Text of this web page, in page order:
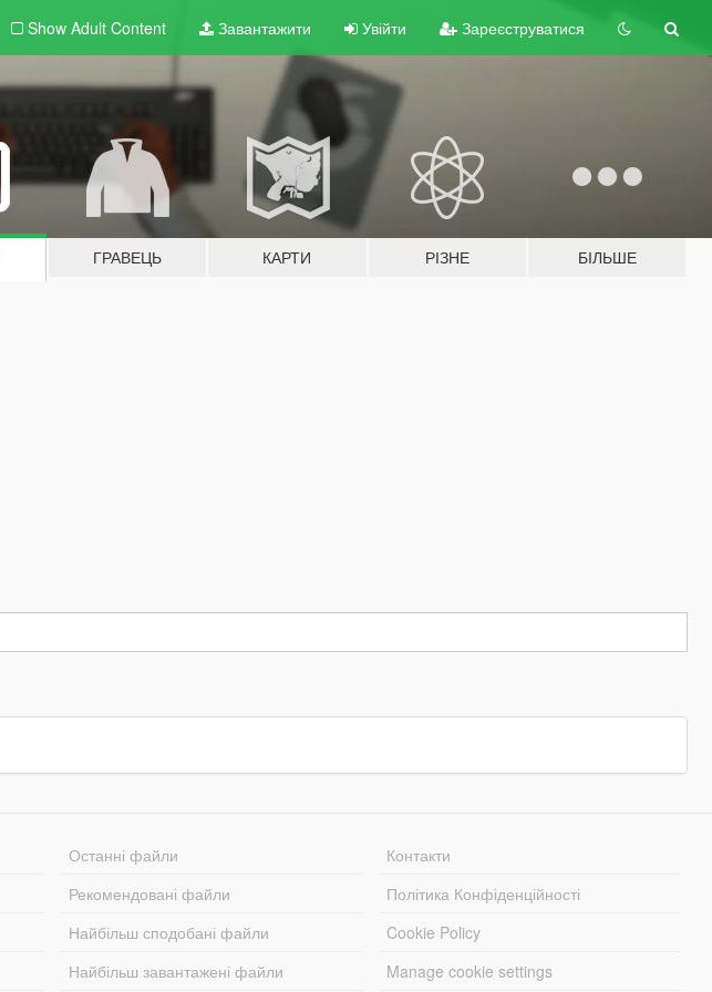
Show Adult Content Завантажити Увійти Зареєструватися
ГРАВЕЦЬ КАРТИ РІЗНЕ БІЛЬШЕ
Останні файли
Рекомендовані файли
Найбільш сподобані файли
Найбільш завантажені файли
Контакти
Політика Конфіденційності
Cookie Policy
Manage cookie settings